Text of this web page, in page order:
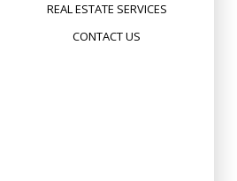
REAL ESTATE SERVICES
CONTACT US